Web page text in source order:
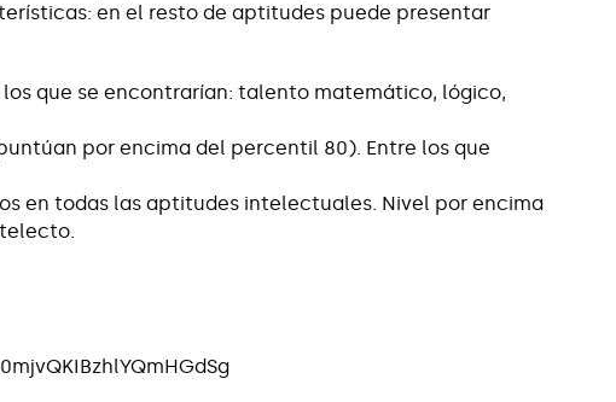
en el resto de aptitudes puede presentar
que se encontrarían: talento matemático, lógico,
por encima del percentil 80). Entre los que
en todas las aptitudes intelectuales. Nivel por encima